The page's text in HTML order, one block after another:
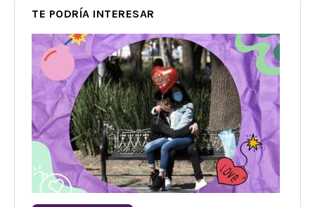
TE PODRÍA INTERESAR